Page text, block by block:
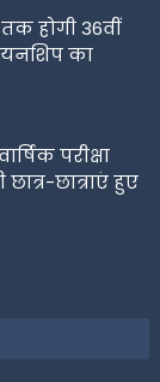
होगी 36वीं
का
परीक्षा
छात्राएं हुए